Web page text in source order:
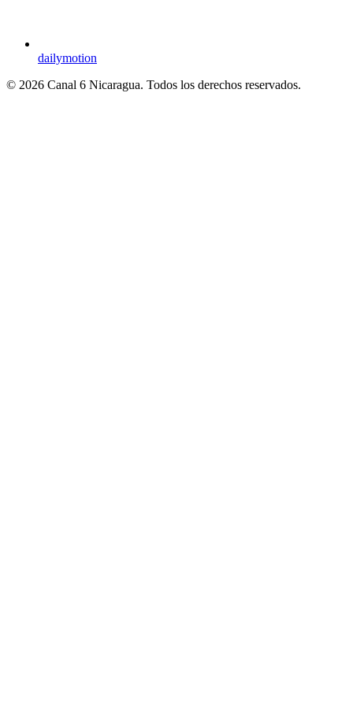
dailymotion
© 2026 Canal 6 Nicaragua. Todos los derechos reservados.